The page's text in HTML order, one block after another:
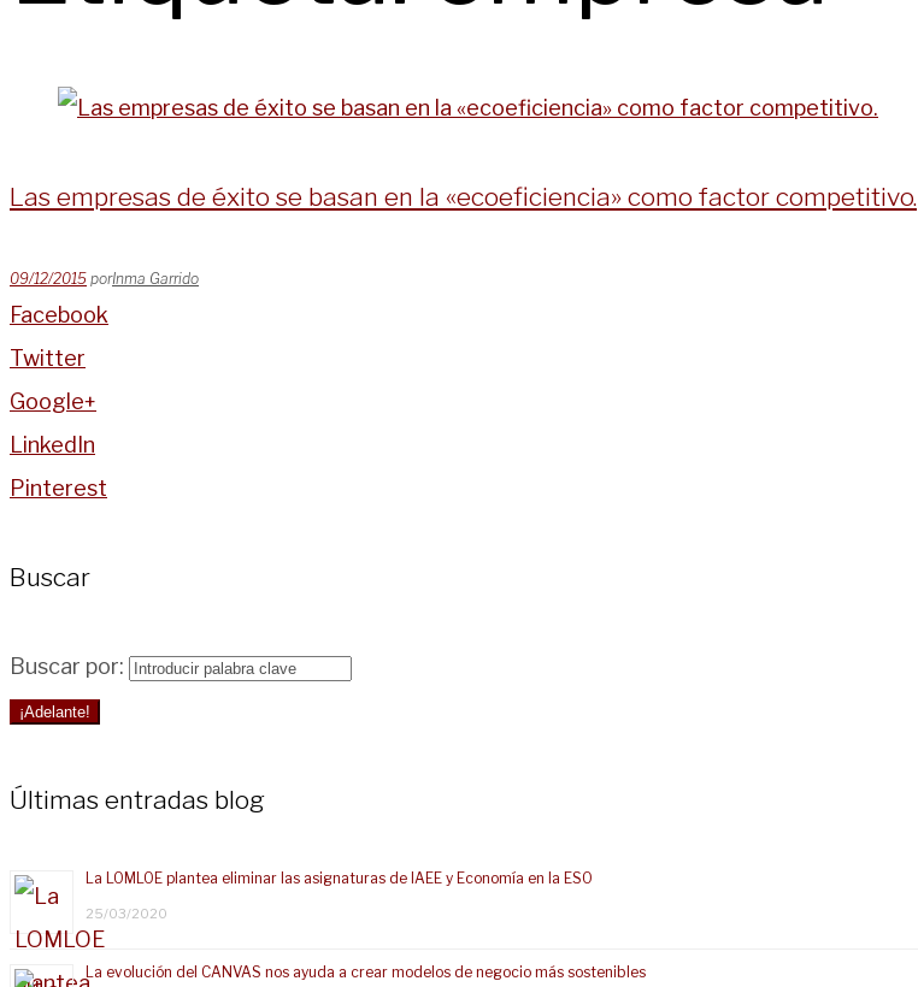
Las empresas de éxito se basan en la «ecoeficiencia» como factor competitivo.
09/12/2015 porInma Garrido
Facebook
Twitter
Google+
LinkedIn
Pinterest
Buscar
Buscar por:
¡Adelante!
Últimas entradas blog
La LOMLOE plantea eliminar las asignaturas de IAEE y Economía en la ESO
25/03/2020
La evolución del CANVAS nos ayuda a crear modelos de negocio más sostenibles